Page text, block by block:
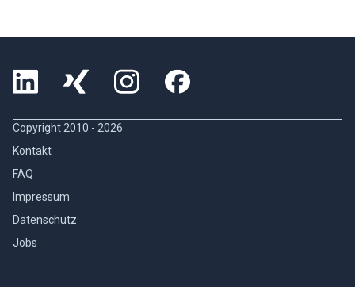
Copyright 2010 - 2026
Kontakt
FAQ
Impressum
Datenschutz
Jobs